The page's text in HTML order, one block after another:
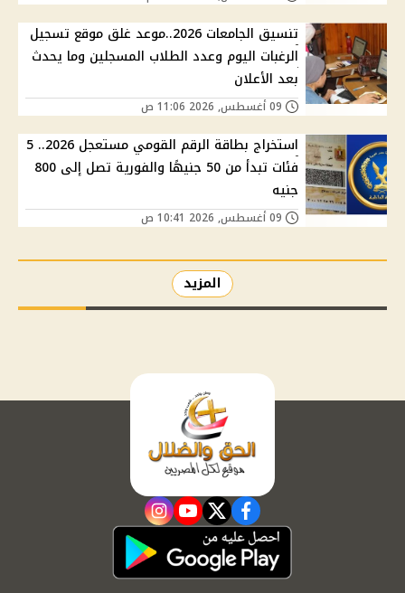
تنسيق الجامعات 2026..موعد غلق موقع تسجيل
الرغبات اليوم وعدد الطلاب المسجلين وما يحدث
بعد الأعلان
استخراج بطاقة الرقم القومي مستعجل 2026.. 5
فئات تبدأ من 50 جنيهًا والفورية تصل إلى 800
جنيه
المزيد
facebook
twitter
youtube
instagram